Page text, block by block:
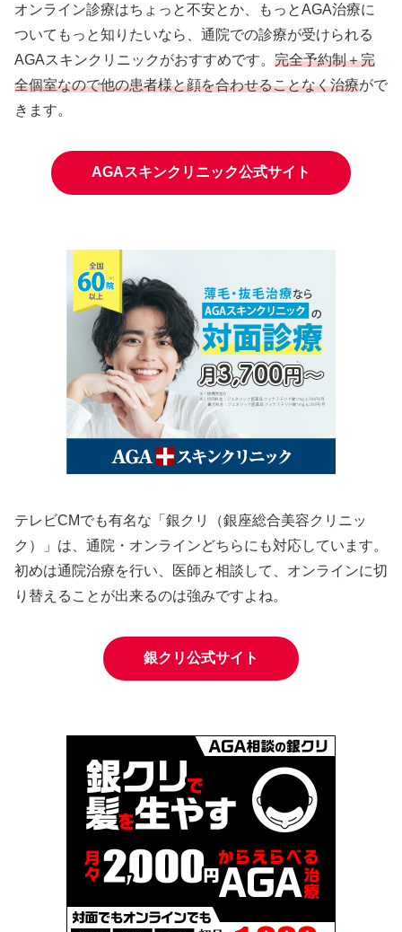
オンライン診療はちょっと不安とか、もっとAGA治療に
ついてもっと知りたいなら、通院での診療が受けられる
AGAスキンクリニックがおすすめです。 完全予約制＋完
全個室なので他の患者様と顔を合わせることなく治療がで
きます。
AGAスキンクリニック公式サイト
テレビCMでも有名な「銀クリ（銀座総合美容クリニッ
ク）」は、通院・オンラインどちらにも対応しています。
初めは通院治療を行い、医師と相談して、オンラインに切
り替えることが出来るのは強みですよね。
銀クリ公式サイト